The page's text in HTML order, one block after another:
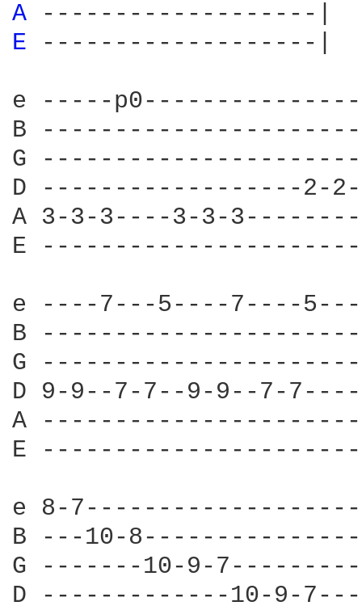
A
E
-------------------|
e -----
B
G
D ------------------2-
A 3-3-3----3-3-
E
e ----7---5----7----5----
B
G
D 9-9--7-7--9-9--7-
A
E
e 8-
B ---10-
G -------10-9-
D -------------10-9-